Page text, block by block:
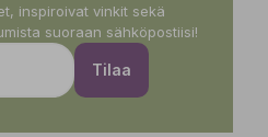
inspiroivat vinkit sekä
suoraan sähköpostiisi!
Tilaa